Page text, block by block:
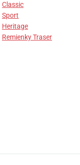
Classic
Sport
Heritage
Remienky Traser